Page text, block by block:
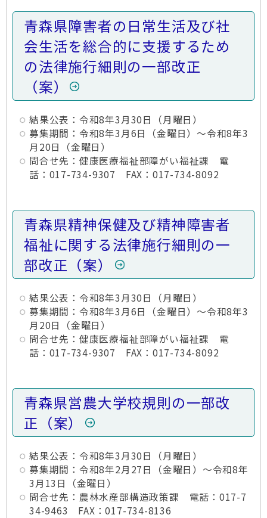
青森県障害者の日常生活及び社
会生活を総合的に支援するため
の法律施行細則の一部改正
（案）
結果公表：令和8年3月30日（月曜日）
募集期間：令和8年3月6日（金曜日）～令和8年3
月20日（金曜日）
問合せ先：健康医療福祉部障がい福祉課 電
話：017-734-9307 FAX：017-734-8092
青森県精神保健及び精神障害者
福祉に関する法律施行細則の一
部改正（案）
結果公表：令和8年3月30日（月曜日）
募集期間：令和8年3月6日（金曜日）～令和8年3
月20日（金曜日）
問合せ先：健康医療福祉部障がい福祉課 電
話：017-734-9307 FAX：017-734-8092
青森県営農大学校規則の一部改
正（案）
結果公表：令和8年3月30日（月曜日）
募集期間：令和8年2月27日（金曜日）～令和8年
3月13日（金曜日）
問合せ先：農林水産部構造政策課 電話：017-7
34-9463 FAX：017-734-8136